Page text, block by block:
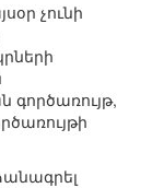
չունի